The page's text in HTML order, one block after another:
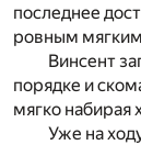
последнее
ровным
Винсент
порядке и
мягко набирая
Уже на